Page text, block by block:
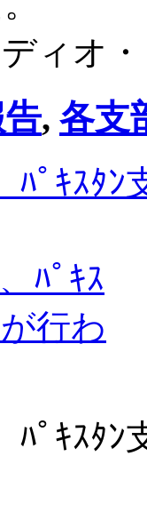
ィオ
, 各支
ﾊﾟｷｽﾀ
ﾊﾟｷｽﾀ